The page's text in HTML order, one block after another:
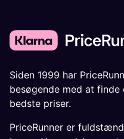
Siden 1999 har
besøgende med at
bedste priser.
PriceRunner er